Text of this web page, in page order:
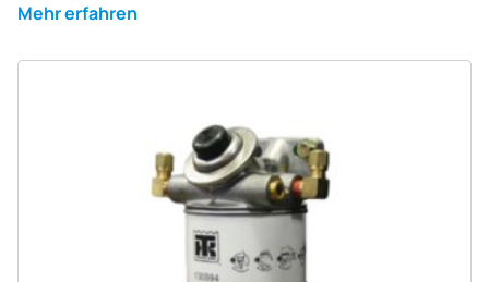
Mehr erfahren